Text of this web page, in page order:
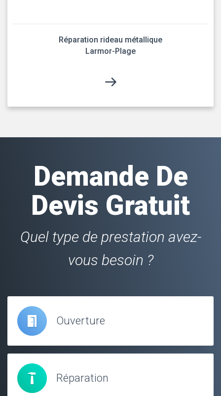
Réparation rideau métallique
Larmor-Plage
Demande De
Devis Gratuit
Quel type de prestation avez-
vous besoin ?
Ouverture
Réparation